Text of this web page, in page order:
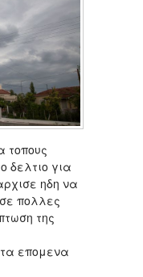
τοπους
δελτιο για
ηδη να
πολλες
της
επομενα